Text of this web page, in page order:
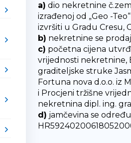
a) dio nekretnine
izrađenoj od „Geo -
izvršiti u Gradu Cresu,
b) nekretnine se
c) početna cijena
vrijednosti nekretnine,
graditeljske struke
Fortuna nova d.o.o. iz
i Procjeni tržišne
nekretnina dipl. ing.
d) jamčevina se